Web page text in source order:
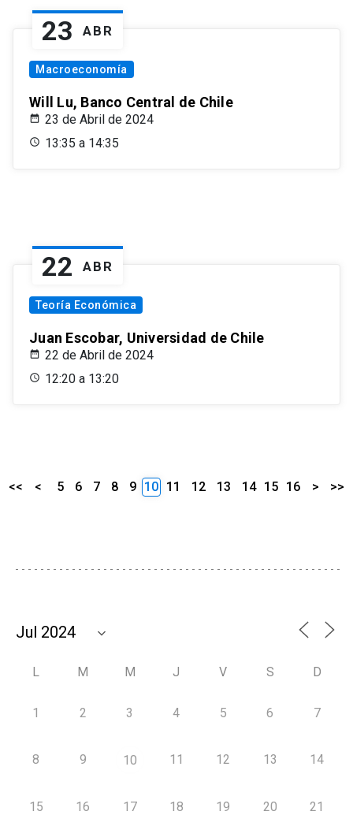
23 ABR
Macroeconomía
Will Lu, Banco Central de Chile
23 de Abril de 2024
13:35 a 14:35
22 ABR
Teoría Económica
Juan Escobar, Universidad de Chile
22 de Abril de 2024
12:20 a 13:20
<< < 5 6 7 8 9 10 11 12 13 14 15 16 > >>
L M M J V S D
1 2 3 4 5 6 7
8 9 10 11 12 13 14
15 16 17 18 19 20 21